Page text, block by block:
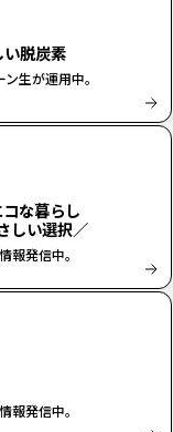
脱炭素
生が運用中。
な暮らし
しい選択／
報発信中。
報発信中。